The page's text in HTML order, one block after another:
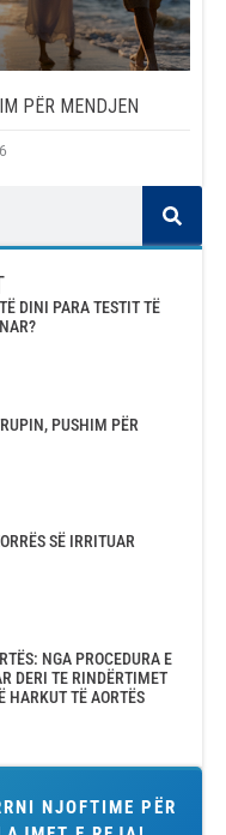
PËR MENDJEN
DINI PARA TESTIT TË
PUSHIM PËR
SË IRRITUAR
NGA PROCEDURA E
DERI TE RINDËRTIMET
HARKUT TË AORTËS
NJOFTIME PËR